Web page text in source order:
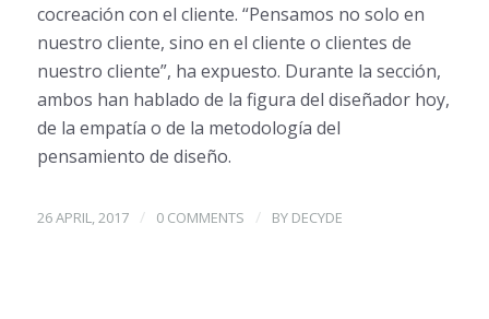
cocreación con el cliente. “Pensamos no solo en
nuestro cliente, sino en el cliente o clientes de
nuestro cliente”, ha expuesto. Durante la sección,
ambos han hablado de la figura del diseñador hoy,
de la empatía o de la metodología del
pensamiento de diseño.
26 APRIL, 2017 / 0 COMMENTS / BY DECYDE